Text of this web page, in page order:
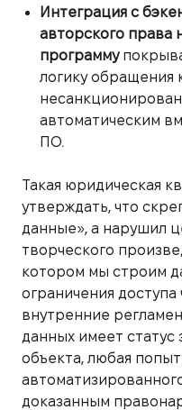
Интеграция с
авторского права
программу
логику обращения
автоматическим
ПО.
Такая юридическая
утверждать, что
данные», а нарушил
творческого
котором мы строим
ограничения
внутренние
данных имеет статус
объекта, любая
доказанным